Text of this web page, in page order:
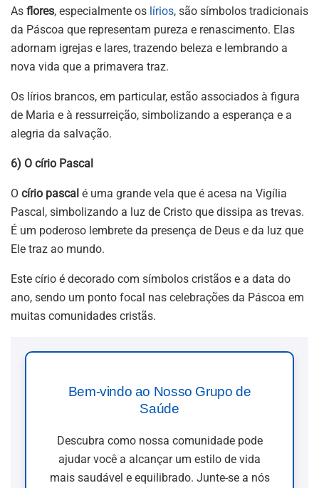
As flores, especialmente os lírios, são símbolos tradicionais
da Páscoa que representam pureza e renascimento. Elas
adornam igrejas e lares, trazendo beleza e lembrando a
nova vida que a primavera traz.
Os lírios brancos, em particular, estão associados à figura
de Maria e à ressurreição, simbolizando a esperança e a
alegria da salvação.
6) O círio Pascal
O círio pascal é uma grande vela que é acesa na Vigília
Pascal, simbolizando a luz de Cristo que dissipa as trevas.
É um poderoso lembrete da presença de Deus e da luz que
Ele traz ao mundo.
Este círio é decorado com símbolos cristãos e a data do
ano, sendo um ponto focal nas celebrações da Páscoa em
muitas comunidades cristãs.
Bem-vindo ao Nosso Grupo de
Saúde
Descubra como nossa comunidade pode
ajudar você a alcançar um estilo de vida
mais saudável e equilibrado. Junte-se a nós